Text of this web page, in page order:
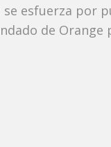
se esfuerza por
de